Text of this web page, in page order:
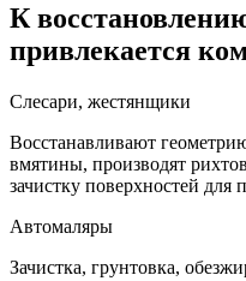
К
привлекается
Слесари, жестянщики
Восстанавливают
вмятины, производят
зачистку поверхностей для
Автомаляры
Зачистка, грунтовка,